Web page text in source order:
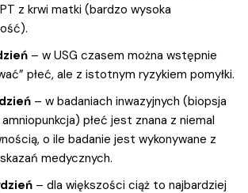
z krwi matki (bardzo wysoka
– w USG czasem można wstępnie
płeć, ale z istotnym ryzykiem pomyłki.
– w badaniach inwazyjnych (biopsja
płeć jest znana z niemal
o ile badanie jest wykonywane z
medycznych.
– dla większości ciąż to najbardziej